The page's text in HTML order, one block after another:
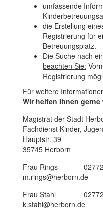
umfassende
die Erstellung
Registrierung für
Betreuungsplatz.
Die Suche nach
beachten Sie:
Registrierung
Für weitere
Wir helfen Ihnen gerne
Magistrat der Stadt
Fachdienst Kinder,
Hauptstr. 39
35745 Herborn
Frau Rings
m.rings@herborn.de
Frau Stahl
k.stahl@herborn.de